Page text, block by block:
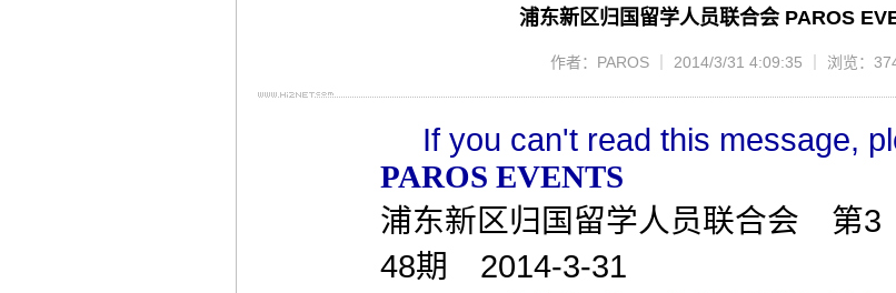
浦东新区归国留学人员联合会 PAROS
作者：PAROS ｜ 2014/3/31 4:09:35 ｜ 浏览：
If you can't read this message,
PAROS EVENTS
浦东新区归国留学人员联合会 第3
48期 2014-3-31